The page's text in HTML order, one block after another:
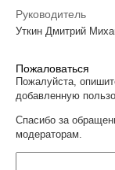
Руководитель
Уткин Дмитрий
Пожаловаться
Пожалуйста,
добавленную
Спасибо за
модераторам.